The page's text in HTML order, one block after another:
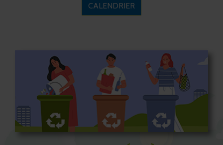
CALENDRIER
Retouver les horaires de votre
déchèterie